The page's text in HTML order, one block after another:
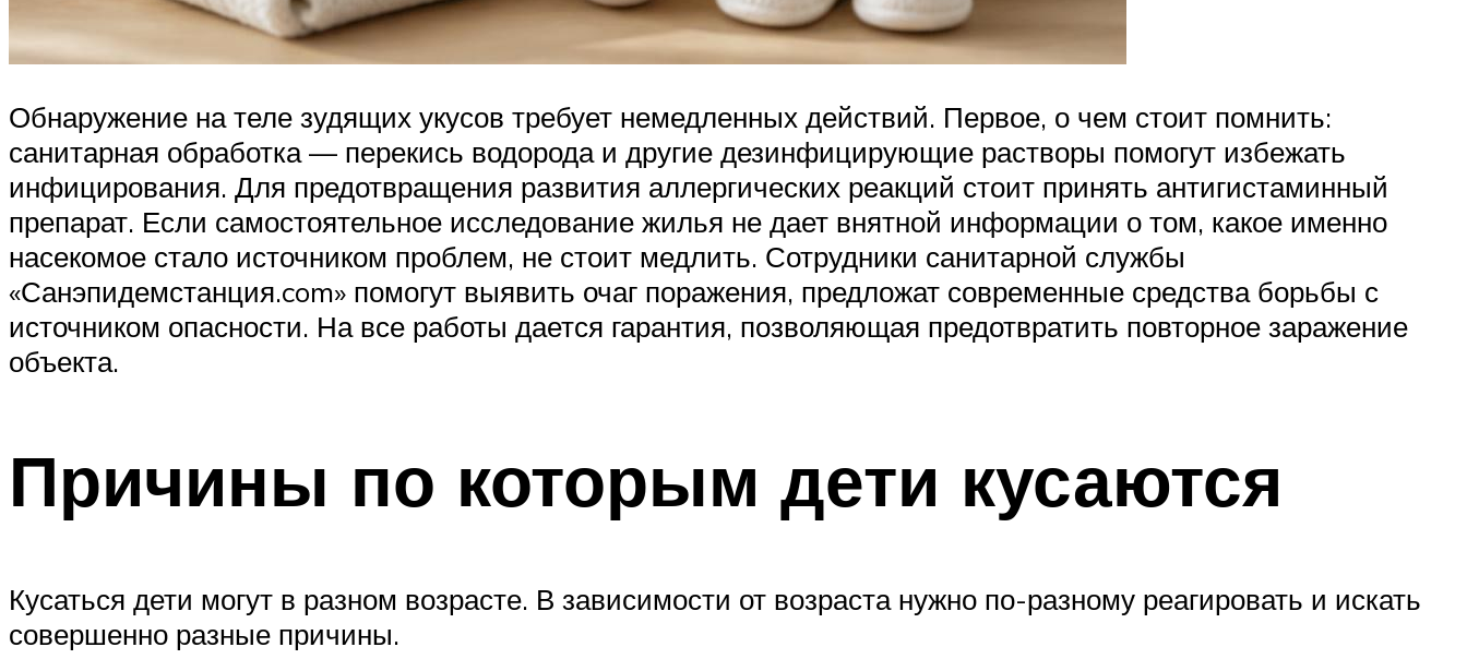
Обнаружение на теле зудящих укусов требует немедленных действий. Первое, о чем стоит помнить:
санитарная обработка — перекись водорода и другие дезинфицирующие растворы помогут избежать
инфицирования. Для предотвращения развития аллергических реакций стоит принять антигистаминный
препарат. Если самостоятельное исследование жилья не дает внятной информации о том, какое именно
насекомое стало источником проблем, не стоит медлить. Сотрудники санитарной службы
«Санэпидемстанция.com» помогут выявить очаг поражения, предложат современные средства борьбы с
источником опасности. На все работы дается гарантия, позволяющая предотвратить повторное заражение
объекта.
Причины по которым дети кусаются
Кусаться дети могут в разном возрасте. В зависимости от возраста нужно по-разному реагировать и искать
совершенно разные причины.